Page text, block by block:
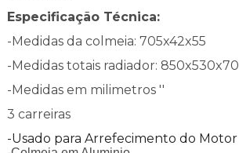
Especificação Técnica:
-Medidas da colmeia: 705x42x55
-Medidas totais radiador: 850x530x70
-Medidas em milimetros ''
3 carreiras
-Usado para Arrefecimento do Motor